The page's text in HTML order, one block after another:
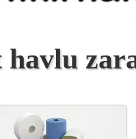
havlu